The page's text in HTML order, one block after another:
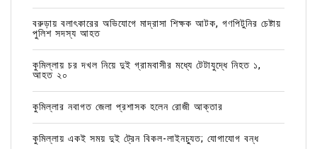
বরুড়ায় বলাৎকারের অভিযোগে মাদ্রাসা শিক্ষক আটক, গণপিটুনির চেষ্টায়
পুলিশ সদস্য আহত
কুমিল্লায় চর দখল নিয়ে দুই গ্রামবাসীর মধ্যে টেটাযুদ্ধে নিহত ১,
আহত ২০
কুমিল্লার নবাগত জেলা প্রশাসক হলেন রোজী আক্তার
কুমিল্লায় একই সময় দুই ট্রেন বিকল-লাইনচ্যুত; যোগাযোগ বন্ধ